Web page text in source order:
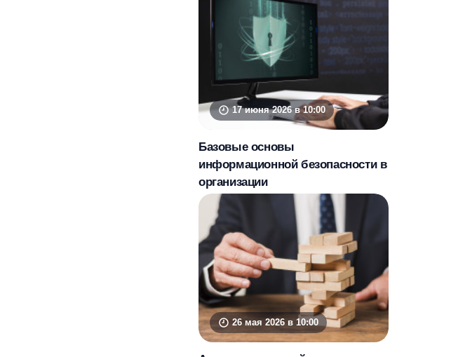
17 июня 2026 в 10:00
Базовые основы
информационной безопасности в
организации
26 мая 2026 в 10:00